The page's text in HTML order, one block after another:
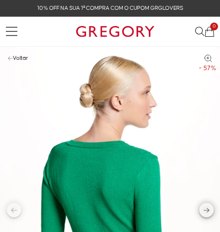
10% OFF NA SUA 1ª COMPRA COM O CUPOM GRGLOVERS
0
- 57%
Voltar